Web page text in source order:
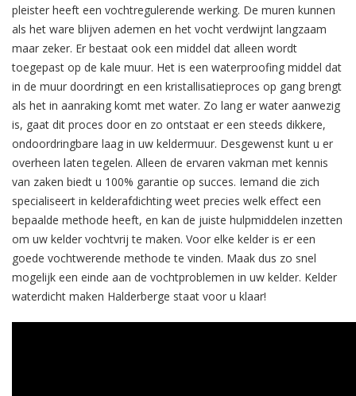
pleister heeft een vochtregulerende werking. De muren kunnen
als het ware blijven ademen en het vocht verdwijnt langzaam
maar zeker. Er bestaat ook een middel dat alleen wordt
toegepast op de kale muur. Het is een waterproofing middel dat
in de muur doordringt en een kristallisatieproces op gang brengt
als het in aanraking komt met water. Zo lang er water aanwezig
is, gaat dit proces door en zo ontstaat er een steeds dikkere,
ondoordringbare laag in uw keldermuur. Desgewenst kunt u er
overheen laten tegelen. Alleen de ervaren vakman met kennis
van zaken biedt u 100% garantie op succes. Iemand die zich
specialiseert in kelderafdichting weet precies welk effect een
bepaalde methode heeft, en kan de juiste hulpmiddelen inzetten
om uw kelder vochtvrij te maken. Voor elke kelder is er een
goede vochtwerende methode te vinden. Maak dus zo snel
mogelijk een einde aan de vochtproblemen in uw kelder. Kelder
waterdicht maken Halderberge staat voor u klaar!